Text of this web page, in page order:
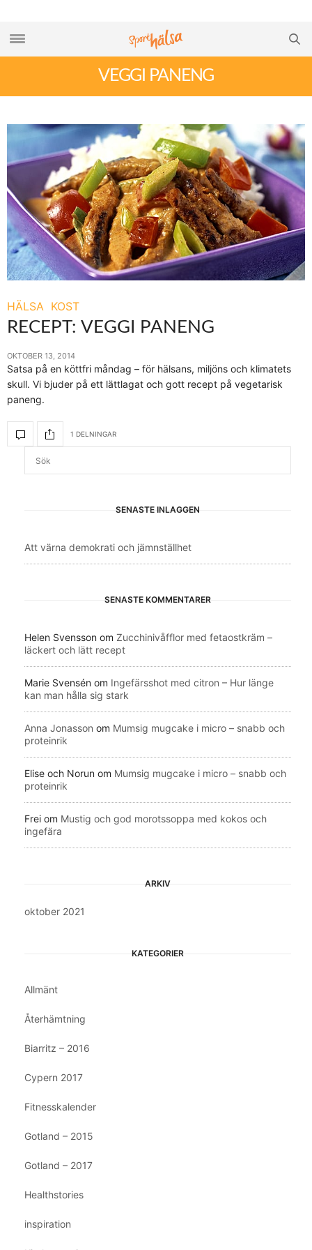
VEGGI PANENG
HÄLSA KOST
RECEPT: VEGGI PANENG
OKTOBER 13, 2014
Satsa på en köttfri måndag – för hälsans, miljöns och klimatets
skull. Vi bjuder på ett lättlagat och gott recept på vegetarisk
paneng.
1 DELNINGAR
SENASTE INLÄGGEN
Att värna demokrati och jämnställhet
SENASTE KOMMENTARER
Helen Svensson om Zucchinivåfflor med fetaostkräm –
läckert och lätt recept
Marie Svensén om Ingefärsshot med citron – Hur länge
kan man hålla sig stark
Anna Jonasson om Mumsig mugcake i micro – snabb och
proteinrik
Elise och Norun om Mumsig mugcake i micro – snabb och
proteinrik
Frei om Mustig och god morotssoppa med kokos och
ingefära
ARKIV
oktober 2021
KATEGORIER
Allmänt
Återhämtning
Biarritz – 2016
Cypern 2017
Fitnesskalender
Gotland – 2015
Gotland – 2017
Healthstories
inspiration